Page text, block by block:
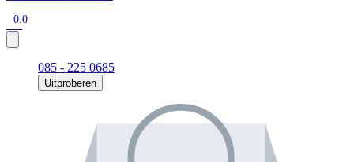
Bekijk
0.0
085 - 225 0685
Uitproberen